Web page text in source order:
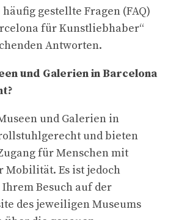
gestellte Fragen (FAQ)
für Kunstliebhaber“
Antworten.
und Galerien in Barcelona
und Galerien in
und bieten
für Menschen mit
Mobilität. Es ist jedoch
Besuch auf der
des jeweiligen Museums